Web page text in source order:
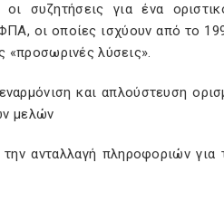
οι συζητήσεις για ένα
ΦΠΑ, οι οποίες ισχύουν από το
«προσωρινές λύσεις».
και απλούστευση
μελών
ανταλλαγή πληροφοριών